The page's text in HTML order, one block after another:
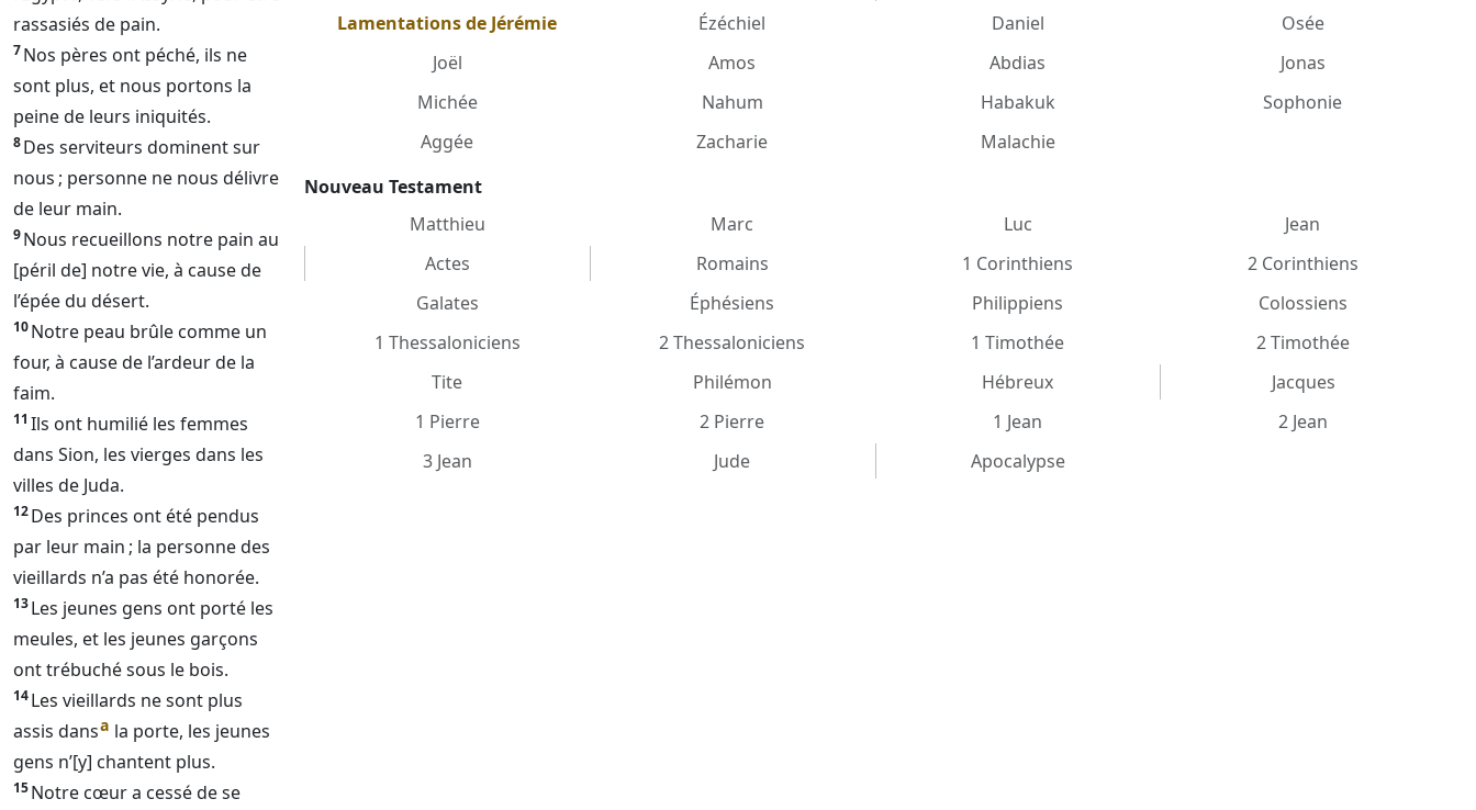
rassasiés de pain.
7Nos pères ont péché, ils ne
sont plus, et nous portons la
peine de leurs iniquités.
8Des serviteurs dominent sur
nous ; personne ne nous délivre
de leur main.
9Nous recueillons notre pain au
[péril de] notre vie, à cause de
l’épée du désert.
10Notre peau brûle comme un
four, à cause de l’ardeur de la
faim.
11 Ils ont humilié les femmes
dans Sion, les vierges dans les
villes de Juda.
12Des princes ont été pendus
par leur main ; la personne des
vieillards n’a pas été honorée.
13Les jeunes gens ont porté les
meules, et les jeunes garçons
ont trébuché sous le bois.
14Les vieillards ne sont plus
assis dansa la porte, les jeunes
gens n’[y] chantent plus.
15Notre cœur a cessé de se
Lamentations de Jérémie
Ézéchiel Daniel
Osée
Joël
Amos Abdias
Jonas
Michée
Nahum Habakuk
Sophonie
Aggée
Zacharie
Malachie
Nouveau Testament
Matthieu
Marc Luc
Jean
Actes
Romains 1 Corinthiens
2 Corinthiens
Galates
Éphésiens Philippiens
Colossiens
1 Thessaloniciens
2 Thessaloniciens 1 Timothée
2 Timothée
Tite
Philémon Hébreux
Jacques
1 Pierre
2 Pierre 1 Jean
2 Jean
3 Jean
Jude Apocalypse